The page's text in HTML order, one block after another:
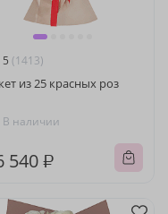
5 (1413)
из 25 красных роз
В наличии
540 ₽